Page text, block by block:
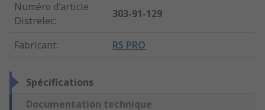
Numéro d'article
Distrelec:
303-91-129
Fabricant: RS PRO
Spécifications
Documentation technique